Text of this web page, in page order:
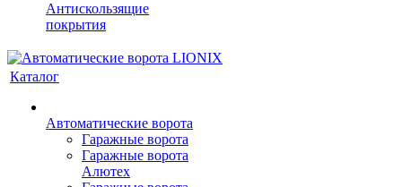
Антискользящие
покрытия
Каталог
Автоматические ворота
Гаражные ворота
Гаражные ворота
Алютех